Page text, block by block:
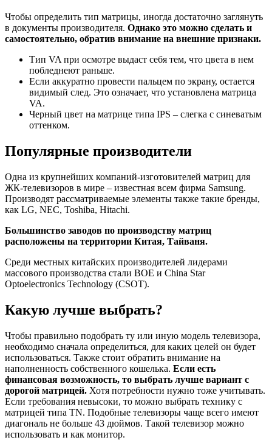
Чтобы определить тип матрицы, иногда достаточно заглянуть
в документы производителя. Однако это можно сделать и
самостоятельно, обратив внимание на внешние признаки.
Тип VA при осмотре выдаст себя тем, что цвета в нем
побледнеют раньше.
Если аккуратно провести пальцем по экрану, остается
видимый след. Это означает, что установлена матрица
VA.
Черный цвет на матрице типа IPS – слегка с синеватым
оттенком.
Популярные производители
Одна из крупнейших компаний-изготовителей матриц для
ЖК-телевизоров в мире – известная всем фирма Samsung.
Производят рассматриваемые элементы также такие бренды,
как LG, NEC, Toshiba, Hitachi.
Большинство заводов по производству матриц
расположены на территории Китая, Тайваня.
Среди местных китайских производителей лидерами
массового производства стали BOE и China Star
Optoelectronics Technology (CSOT).
Какую лучше выбрать?
Чтобы правильно подобрать ту или иную модель телевизора,
необходимо сначала определиться, для каких целей он будет
использоваться. Также стоит обратить внимание на
наполненность собственного кошелька. Если есть
финансовая возможность, то выбрать лучше вариант с
дорогой матрицей. Хотя потребности нужно тоже учитывать.
Если требования невысоки, то можно выбрать технику с
матрицей типа TN. Подобные телевизоры чаще всего имеют
диагональ не больше 43 дюймов. Такой телевизор можно
использовать и как монитор.